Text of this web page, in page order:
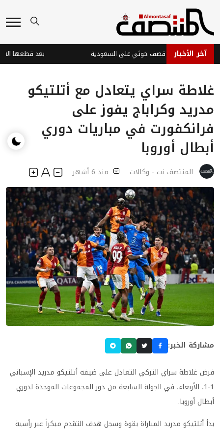
آخر الأخبار
في نجران جراء قصف حوثي على السعودية
غلاطة سراي يتعادل مع أتلتيكو
مدريد وكراباج يفوز على
فرانكفورت في مباريات دوري
أبطال أوروبا
المنتصف نت - وكالات منذ 6 أشهر
مشاركة الخبر:
فرض غلاطة سراي التركي التعادل على ضيفه أتلتيكو مدريد الإسباني
1-1، الأربعاء، في الجولة السابعة من دور المجموعات الموحدة لدوري
أبطال أوروبا.
بدأ أتلتيكو مدريد المباراة بقوة وسجل هدف التقدم مبكراً عبر رأسية